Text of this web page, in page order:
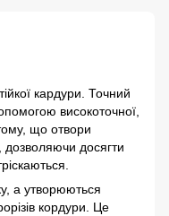
кардури. Точний
високоточної,
що отвори
дозволяючи досягти
а утворюються
кордури. Це